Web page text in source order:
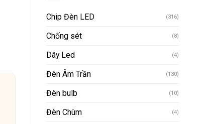
Chip Đèn LED (316)
Chống sét (8)
Dây Led (4)
Đèn Âm Trần (130)
Đèn bulb (10)
Đèn Chùm (4)